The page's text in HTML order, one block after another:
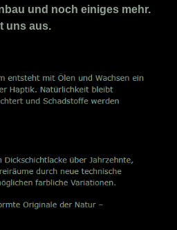
und noch einiges mehr.
uns aus.